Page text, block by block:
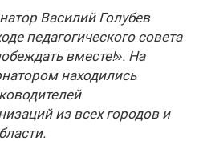
Василий Голубев
педагогического совета
вместе!». На
находились
из всех городов и